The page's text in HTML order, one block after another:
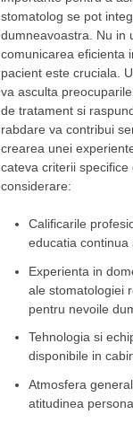
stomatolog se pot
dumneavoastra. Nu in
comunicarea eficienta
pacient este cruciala.
va asculta
de tratament si
rabdare va contribui
crearea unei
cateva criterii specifice
considerare:
Calificarile
educatia continua
Experienta in
ale stomatologiei
pentru nevoile
Tehnologia si
disponibile in
Atmosfera
atitudinea